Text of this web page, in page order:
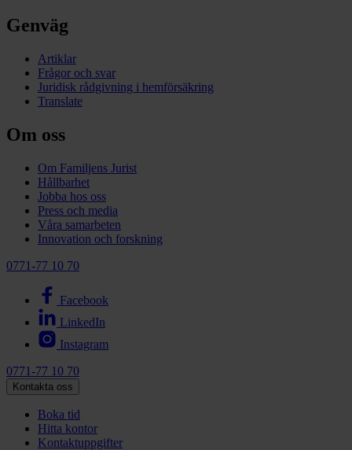
Genväg
Artiklar
Frågor och svar
Juridisk rådgivning i hemförsäkring
Translate
Om oss
Om Familjens Jurist
Hållbarhet
Jobba hos oss
Press och media
Våra samarbeten
Innovation och forskning
0771-77 10 70
Facebook
LinkedIn
Instagram
0771-77 10 70
Kontakta oss
Boka tid
Hitta kontor
Kontaktuppgifter